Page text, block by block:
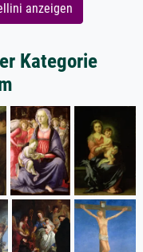
anzeigen
Kategorie